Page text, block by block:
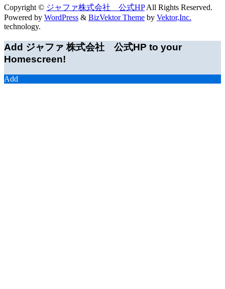
Copyright © ジャファ株式会社 公式HPAll Rights Reserved.
Powered by WordPress & BizVektor Theme by Vektor,Inc.
technology.
Add ジャファ 株式会社 公式HP to your
Homescreen!
Add